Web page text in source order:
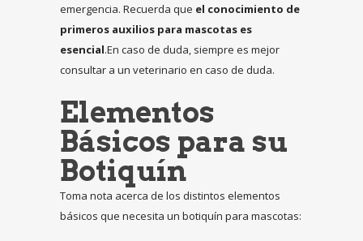
emergencia. Recuerda que el conocimiento de
primeros auxilios para mascotas es
esencial.En caso de duda, siempre es mejor
consultar a un veterinario en caso de duda.
Elementos
Básicos para su
Botiquín
Toma nota acerca de los distintos elementos
básicos que necesita un botiquín para mascotas: